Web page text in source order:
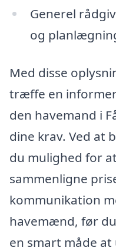
Generel
og
Med disse
træffe en
den havemand i
dine krav. Ved at
du mulighed for
sammenligne
kommunikation
havemænd, før
en smart måde